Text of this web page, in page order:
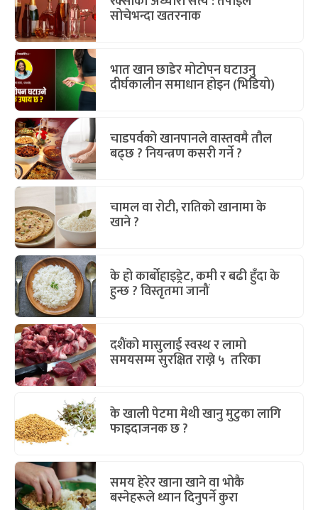
सोचेभन्दा खतरनाक
भात खान छाडेर मोटोपन घटाउनु
दीर्घकालीन समाधान होइन (भिडियो)
चाडपर्वको खानपानले वास्तवमै तौल
बढ्छ ? नियन्त्रण कसरी गर्ने ?
चामल वा रोटी, रातिको खानामा के
खाने ?
के हो कार्बोहाइड्रेट, कमी र बढी हुँदा के
हुन्छ ? विस्तृतमा जानौं
दशैंको मासुलाई स्वस्थ र लामो
समयसम्म सुरक्षित राख्ने ५ तरिका
के खाली पेटमा मेथी खानु मुटुका लागि
फाइदाजनक छ ?
समय हेरेर खाना खाने वा भोकै
बस्नेहरूले ध्यान दिनुपर्ने कुरा